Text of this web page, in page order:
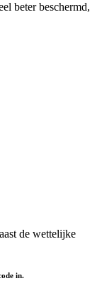
beter beschermd,
de wettelijke
in.